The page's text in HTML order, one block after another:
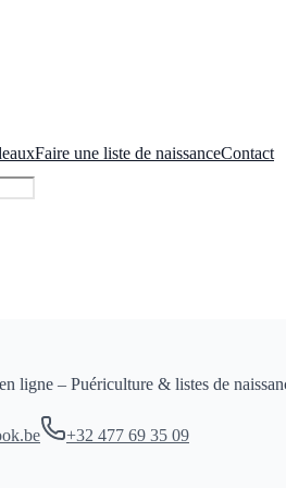
Faire une liste de naissanceContact
ligne – Puériculture & listes de
+32 477 69 35 09